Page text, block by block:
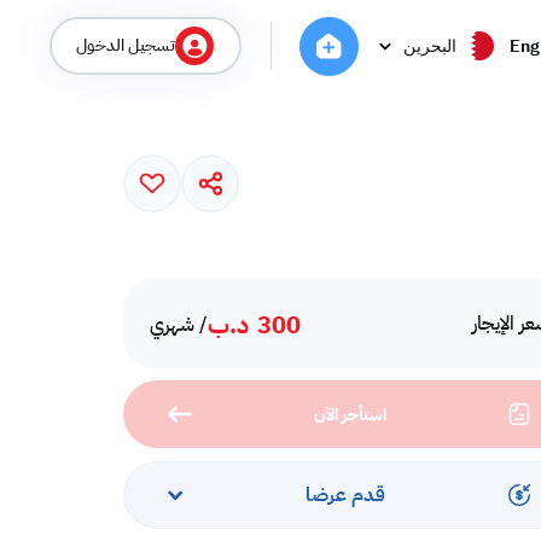
البحرين تسجيل الدخول
الإيجار 300 د.ب/ شهري
استأجر الآن
قدم عرضا